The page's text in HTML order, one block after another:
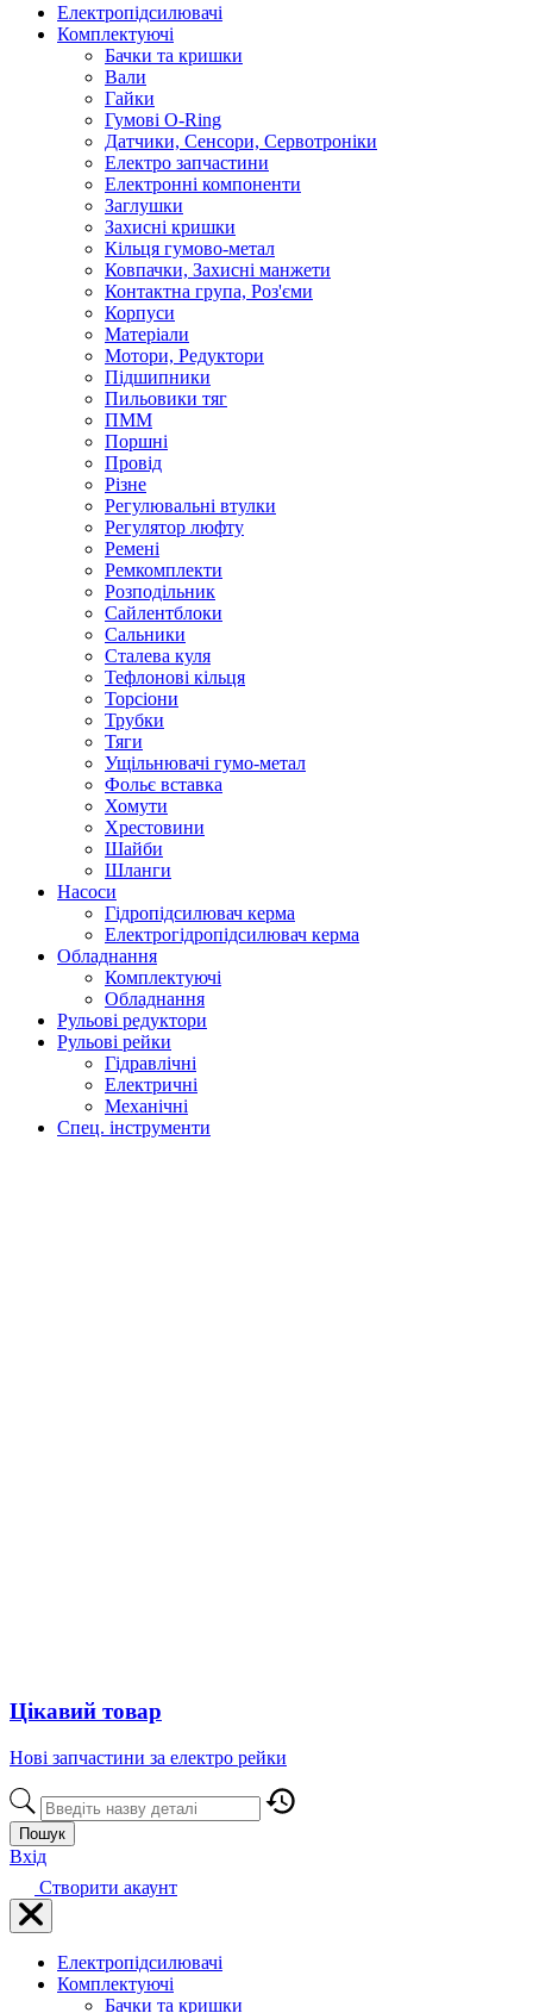
Електропідсилювачі
Комплектуючі
Бачки та кришки
Вали
Гайки
Гумові O-Ring
Датчики, Сенсори, Сервотроніки
Електро запчастини
Електронні компоненти
Заглушки
Захисні кришки
Кільця гумово-метал
Ковпачки, Захисні манжети
Контактна група, Роз'єми
Корпуси
Матеріали
Мотори, Редуктори
Підшипники
Пильовики тяг
ПММ
Поршні
Провід
Різне
Регулювальні втулки
Регулятор люфту
Ремені
Ремкомплекти
Розподільник
Сайлентблоки
Сальники
Сталева куля
Тефлонові кільця
Торсіони
Трубки
Тяги
Ущільнювачі гумо-метал
Фольє вставка
Хомути
Хрестовини
Шайби
Шланги
Насоси
Гідропідсилювач керма
Електрогідропідсилювач керма
Обладнання
Комплектуючі
Обладнання
Рульові редуктори
Рульові рейки
Гідравлічні
Електричні
Механічні
Спец. інструменти
Цікавий товар
Нові запчастини за електро рейки
Пошук
Вхід
Створити акаунт
Електропідсилювачі
Комплектуючі
Бачки та кришки